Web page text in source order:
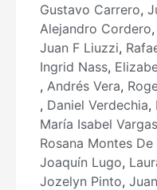
Gustavo Carrero,
Alejandro Cordero,
Juan F Liuzzi,
Ingrid Nass,
, Andrés Vera,
, Daniel Verdechia,
María Isabel Vargas
Rosana Montes De
Joaquín Lugo,
Jozelyn Pinto,